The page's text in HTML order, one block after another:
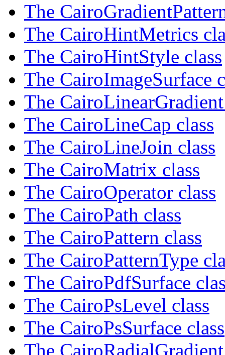
The
The CairoHintMetrics
The CairoHintStyle class
The CairoImageSurface
The
The CairoLineCap class
The CairoLineJoin class
The CairoMatrix class
The CairoOperator class
The CairoPath class
The CairoPattern class
The CairoPatternType
The CairoPdfSurface
The CairoPsLevel class
The CairoPsSurface class
The